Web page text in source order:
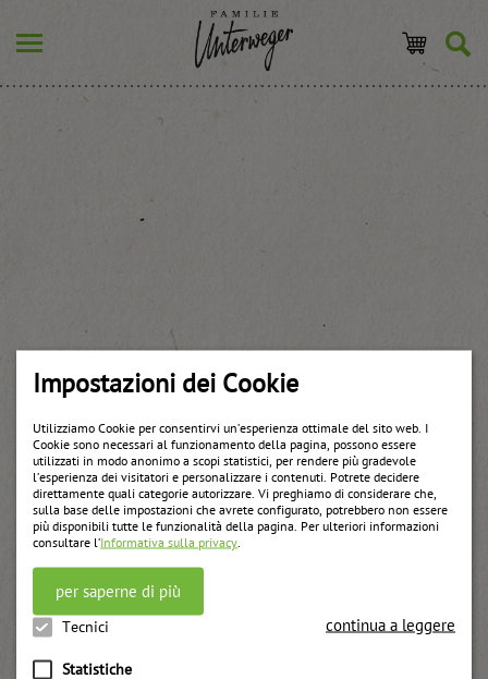
Impostazioni dei Cookie
Utilizziamo Cookie per consentirvi un’esperienza ottimale del sito web. I
Cookie sono necessari al funzionamento della pagina, possono essere
utilizzati in modo anonimo a scopi statistici, per rendere più gradevole
l’esperienza dei visitatori e personalizzare i contenuti. Potrete decidere
direttamente quali categorie autorizzare. Vi preghiamo di considerare che,
sulla base delle impostazioni che avrete configurato, potrebbero non essere
più disponibili tutte le funzionalità della pagina. Per ulteriori informazioni
consultare l’Informativa sulla privacy
per saperne di più
Tecnici
Statistiche
continua a leggere